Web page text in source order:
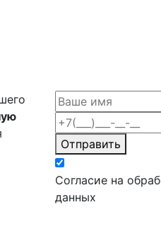
Отправить
Согласие на
данных